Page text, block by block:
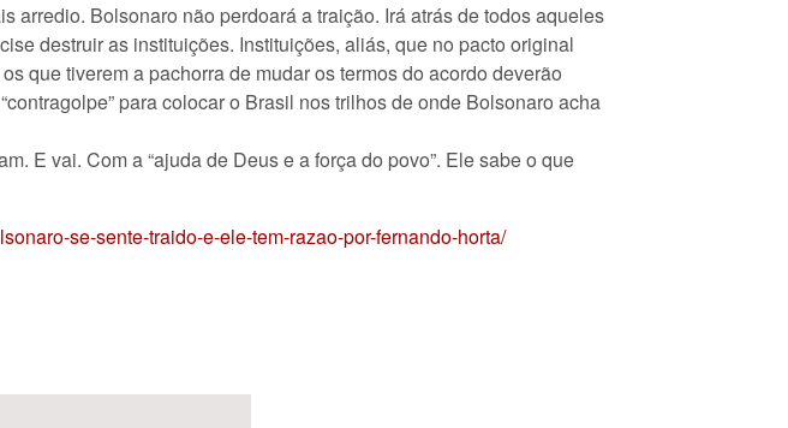
arredio. Bolsonaro não perdoará a traição. Irá atrás de todos aqueles
destruir as instituições. Instituições, aliás, que no pacto original
que tiverem a pachorra de mudar os termos do acordo deverão
para colocar o Brasil nos trilhos de onde Bolsonaro acha
E vai. Com a “ajuda de Deus e a força do povo”. Ele sabe o que
se-sente-traido-e-ele-tem-razao-por-fernando-horta/